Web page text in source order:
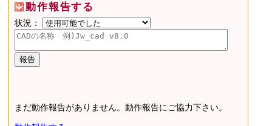
動作報告する
状況：
まだ動作報告がありません。動作報告にご協力下さい。